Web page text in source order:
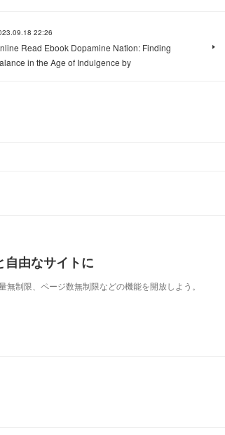
22:26
Read Ebook Dopamine Nation: Finding
in the Age of Indulgence by
自由なサイトに
制限、ページ数無制限などの機能を開放しよう。